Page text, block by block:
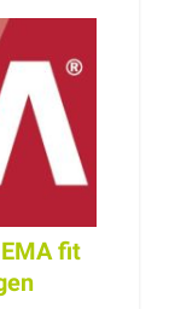
fit